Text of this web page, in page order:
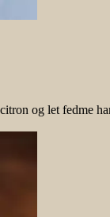
og let fedme